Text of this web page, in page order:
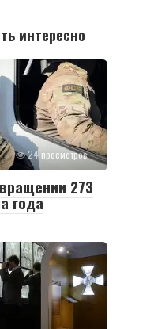
интересно
24 просмотров
273
года